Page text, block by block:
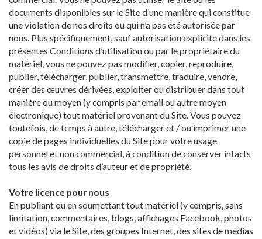
documents disponibles sur le Site d’une manière qui constitue
une violation de nos droits ou qui n’a pas été autorisée par
nous. Plus spécifiquement, sauf autorisation explicite dans les
présentes Conditions d’utilisation ou par le propriétaire du
matériel, vous ne pouvez pas modifier, copier, reproduire,
publier, télécharger, publier, transmettre, traduire, vendre,
créer des œuvres dérivées, exploiter ou distribuer dans tout
manière ou moyen (y compris par email ou autre moyen
électronique) tout matériel provenant du Site. Vous pouvez
toutefois, de temps à autre, télécharger et / ou imprimer une
copie de pages individuelles du Site pour votre usage
personnel et non commercial, à condition de conserver intacts
tous les avis de droits d’auteur et de propriété.
Votre licence pour nous
En publiant ou en soumettant tout matériel (y compris, sans
limitation, commentaires, blogs, affichages Facebook, photos
et vidéos) via le Site, des groupes Internet, des sites de médias